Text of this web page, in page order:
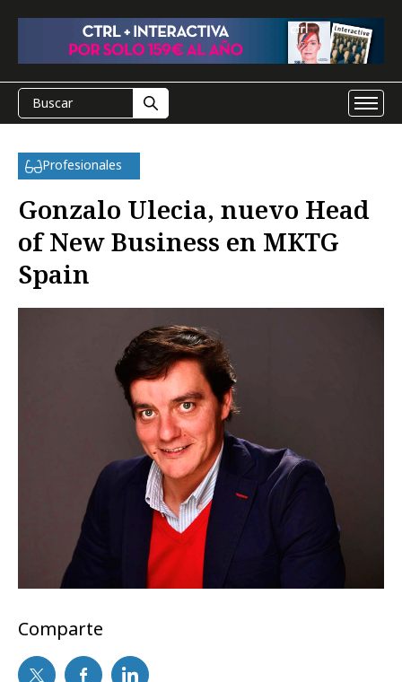
Profesionales
Gonzalo Ulecia, nuevo Head
of New Business en MKTG
Spain
Comparte